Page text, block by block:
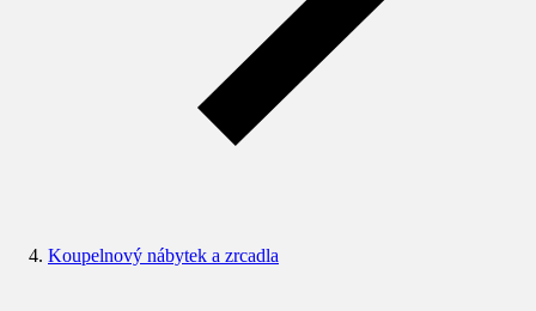
Koupelnový nábytek a zrcadla